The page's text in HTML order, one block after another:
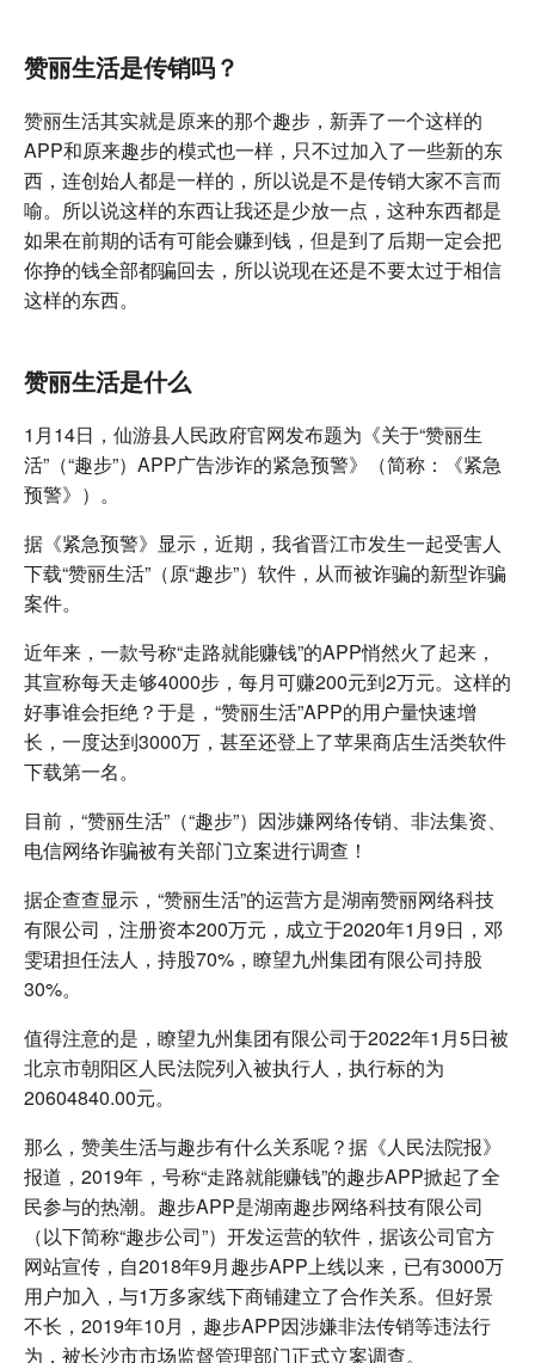
赞丽生活是传销吗？
赞丽生活其实就是原来的那个趣步，新弄了一个这样的
APP和原来趣步的模式也一样，只不过加入了一些新的东
西，连创始人都是一样的，所以说是不是传销大家不言而
喻。所以说这样的东西让我还是少放一点，这种东西都是
如果在前期的话有可能会赚到钱，但是到了后期一定会把
你挣的钱全部都骗回去，所以说现在还是不要太过于相信
这样的东西。
赞丽生活是什么
1月14日，仙游县人民政府官网发布题为《关于“赞丽生
活”（“趣步”）APP广告涉诈的紧急预警》（简称：《紧急
预警》）。
据《紧急预警》显示，近期，我省晋江市发生一起受害人
下载“赞丽生活”（原“趣步”）软件，从而被诈骗的新型诈骗
案件。
近年来，一款号称“走路就能赚钱”的APP悄然火了起来，
其宣称每天走够4000步，每月可赚200元到2万元。这样的
好事谁会拒绝？于是，“赞丽生活”APP的用户量快速增
长，一度达到3000万，甚至还登上了苹果商店生活类软件
下载第一名。
目前，“赞丽生活”（“趣步”）因涉嫌网络传销、非法集资、
电信网络诈骗被有关部门立案进行调查！
据企查查显示，“赞丽生活”的运营方是湖南赞丽网络科技
有限公司，注册资本200万元，成立于2020年1月9日，邓
雯珺担任法人，持股70%，瞭望九州集团有限公司持股
30%。
值得注意的是，瞭望九州集团有限公司于2022年1月5日被
北京市朝阳区人民法院列入被执行人，执行标的为
20604840.00元。
那么，赞美生活与趣步有什么关系呢？据《人民法院报》
报道，2019年，号称“走路就能赚钱”的趣步APP掀起了全
民参与的热潮。趣步APP是湖南趣步网络科技有限公司
（以下简称“趣步公司”）开发运营的软件，据该公司官方
网站宣传，自2018年9月趣步APP上线以来，已有3000万
用户加入，与1万多家线下商铺建立了合作关系。但好景
不长，2019年10月，趣步APP因涉嫌非法传销等违法行
为，被长沙市市场监督管理部门正式立案调查。